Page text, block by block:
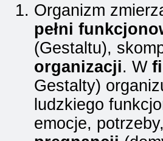
Organizm
pełni
(Gestaltu),
organizacji. W
Gestalty)
ludzkiego
emocje,